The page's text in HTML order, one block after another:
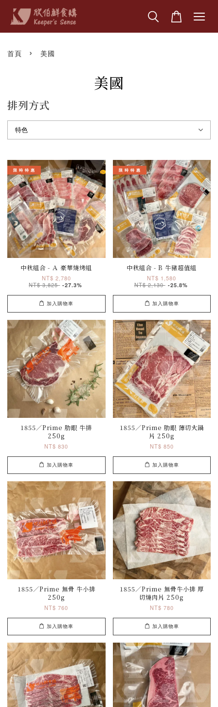
首頁 › 美國
美國
排列方式
限 時 特 惠
中秋組合 - Ａ 豪華燒烤組
NT$ 2,780
NT$ 3,825 -27.3%
加入購物車
限 時 特 惠
中秋組合 - B 牛豬超值組
NT$ 1,580
NT$ 2,130 -25.8%
加入購物車
1855／Prime 肋眼 牛排
250g
NT$ 830
加入購物車
1855／Prime 肋眼 薄切火鍋
片 250g
NT$ 850
加入購物車
1855／Prime 無骨 牛小排
250g
NT$ 760
加入購物車
1855／Prime 無骨牛小排 厚
切燒肉片 250g
NT$ 780
加入購物車